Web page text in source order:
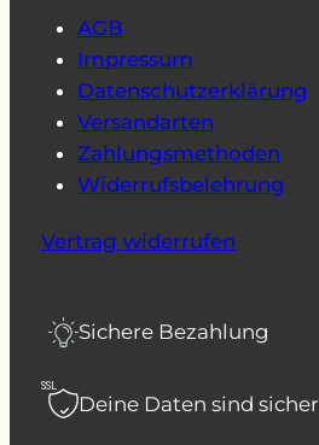
AGB
Impressum
Datenschutzerklärung
Versandarten
Zahlungsmethoden
Widerrufsbelehrung
Vertrag widerrufen
Sichere Bezahlung
SSL
Deine Daten sind sicher